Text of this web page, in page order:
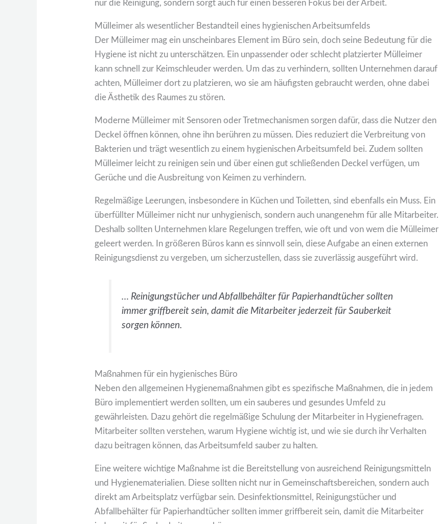
nur die Reinigung, sondern sorgt auch für einen besseren Fokus bei der Arbeit.
Mülleimer als wesentlicher Bestandteil eines hygienischen Arbeitsumfelds
Der Mülleimer mag ein unscheinbares Element im Büro sein, doch seine Bedeutung für die
Hygiene ist nicht zu unterschätzen. Ein unpassender oder schlecht platzierter Mülleimer
kann schnell zur Keimschleuder werden. Um das zu verhindern, sollten Unternehmen darauf
achten, Mülleimer dort zu platzieren, wo sie am häufigsten gebraucht werden, ohne dabei
die Ästhetik des Raumes zu stören.
Moderne Mülleimer mit Sensoren oder Tretmechanismen sorgen dafür, dass die Nutzer den
Deckel öffnen können, ohne ihn berühren zu müssen. Dies reduziert die Verbreitung von
Bakterien und trägt wesentlich zu einem hygienischen Arbeitsumfeld bei. Zudem sollten
Mülleimer leicht zu reinigen sein und über einen gut schließenden Deckel verfügen, um
Gerüche und die Ausbreitung von Keimen zu verhindern.
Regelmäßige Leerungen, insbesondere in Küchen und Toiletten, sind ebenfalls ein Muss. Ein
überfüllter Mülleimer nicht nur unhygienisch, sondern auch unangenehm für alle Mitarbeiter.
Deshalb sollten Unternehmen klare Regelungen treffen, wie oft und von wem die Mülleimer
geleert werden. In größeren Büros kann es sinnvoll sein, diese Aufgabe an einen externen
Reinigungsdienst zu vergeben, um sicherzustellen, dass sie zuverlässig ausgeführt wird.
… Reinigungstücher und Abfallbehälter für Papierhandtücher sollten
immer griffbereit sein, damit die Mitarbeiter jederzeit für Sauberkeit
sorgen können.
Maßnahmen für ein hygienisches Büro
Neben den allgemeinen Hygienemaßnahmen gibt es spezifische Maßnahmen, die in jedem
Büro implementiert werden sollten, um ein sauberes und gesundes Umfeld zu
gewährleisten. Dazu gehört die regelmäßige Schulung der Mitarbeiter in Hygienefragen.
Mitarbeiter sollten verstehen, warum Hygiene wichtig ist, und wie sie durch ihr Verhalten
dazu beitragen können, das Arbeitsumfeld sauber zu halten.
Eine weitere wichtige Maßnahme ist die Bereitstellung von ausreichend Reinigungsmitteln
und Hygienematerialien. Diese sollten nicht nur in Gemeinschaftsbereichen, sondern auch
direkt am Arbeitsplatz verfügbar sein. Desinfektionsmittel, Reinigungstücher und
Abfallbehälter für Papierhandtücher sollten immer griffbereit sein, damit die Mitarbeiter